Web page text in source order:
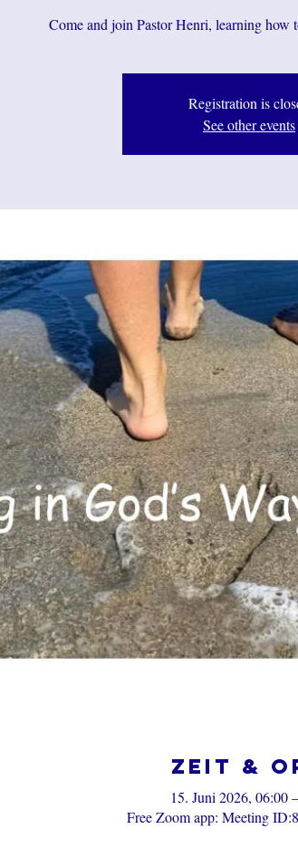
Come and join Pastor Henri, learning
Registration is
See other events
Zeit &
15. Juni 2026, 06:00
Free Zoom app: Meeting